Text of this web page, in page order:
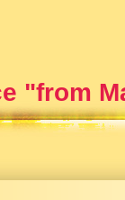
"from